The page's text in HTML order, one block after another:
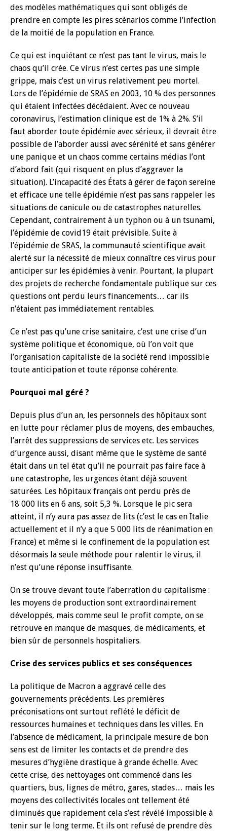
des modèles mathématiques qui sont obligés de
prendre en compte les pires scénarios comme l’infection
de la moitié de la population en France.
Ce qui est inquiétant ce n’est pas tant le virus, mais le
chaos qu’il crée. Ce virus n’est certes pas une simple
grippe, mais c’est un virus relativement peu mortel.
Lors de l’épidémie de SRAS en 2003, 10 % des personnes
qui étaient infectées décédaient. Avec ce nouveau
coronavirus, l’estimation clinique est de 1% à 2%. S’il
faut aborder toute épidémie avec sérieux, il devrait être
possible de l’aborder aussi avec sérénité et sans générer
une panique et un chaos comme certains médias l’ont
d’abord fait (qui risquent en plus d’aggraver la
situation). L’incapacité des États à gérer de façon sereine
et efficace une telle épidémie n’est pas sans rappeler les
situations de canicule ou de catastrophes naturelles.
Cependant, contrairement à un typhon ou à un tsunami,
l’épidémie de covid19 était prévisible. Suite à
l’épidémie de SRAS, la communauté scientifique avait
alerté sur la nécessité de mieux connaître ces virus pour
anticiper sur les épidémies à venir. Pourtant, la plupart
des projets de recherche fondamentale publique sur ces
questions ont perdu leurs financements… car ils
n’étaient pas immédiatement rentables.
Ce n’est pas qu’une crise sanitaire, c’est une crise d’un
système politique et économique, où l’on voit que
l’organisation capitaliste de la société rend impossible
toute anticipation et toute réponse cohérente.
Pourquoi mal géré ?
Depuis plus d’un an, les personnels des hôpitaux sont
en lutte pour réclamer plus de moyens, des embauches,
l’arrêt des suppressions de services etc. Les services
d’urgence aussi, disant même que le système de santé
était dans un tel état qu’il ne pourrait pas faire face à
une catastrophe, les urgences étant déjà souvent
saturées. Les hôpitaux français ont perdu près de
18 000 lits en 6 ans, soit 5,3 %. Lorsque le pic sera
atteint, il n’y aura pas assez de lits (c’est le cas en Italie
actuellement et il n’y a que 5 000 lits de réanimation en
France) et même si le confinement de la population est
désormais la seule méthode pour ralentir le virus, il
n’est qu’une réponse insuffisante.
On se trouve devant toute l’aberration du capitalisme :
les moyens de production sont extraordinairement
développés, mais comme seul le profit compte, on se
retrouve en manque de masques, de médicaments, et
bien sûr de personnels hospitaliers.
Crise des services publics et ses conséquences
La politique de Macron a aggravé celle des
gouvernements précédents. Les premières
préconisations ont surtout reflété le déficit de
ressources humaines et techniques dans les villes. En
l’absence de médicament, la principale mesure de bon
sens est de limiter les contacts et de prendre des
mesures d’hygiène drastique à grande échelle. Avec
cette crise, des nettoyages ont commencé dans les
quartiers, bus, lignes de métro, gares, stades… mais les
moyens des collectivités locales ont tellement été
diminués que rapidement cela s’est révélé impossible à
tenir sur le long terme. Et ils ont refusé de prendre dès